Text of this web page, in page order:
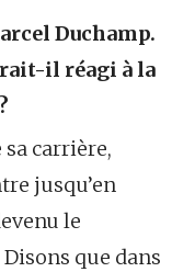
Duchamp.
il réagi à la
sa carrière,
jusqu’en
le
que dans